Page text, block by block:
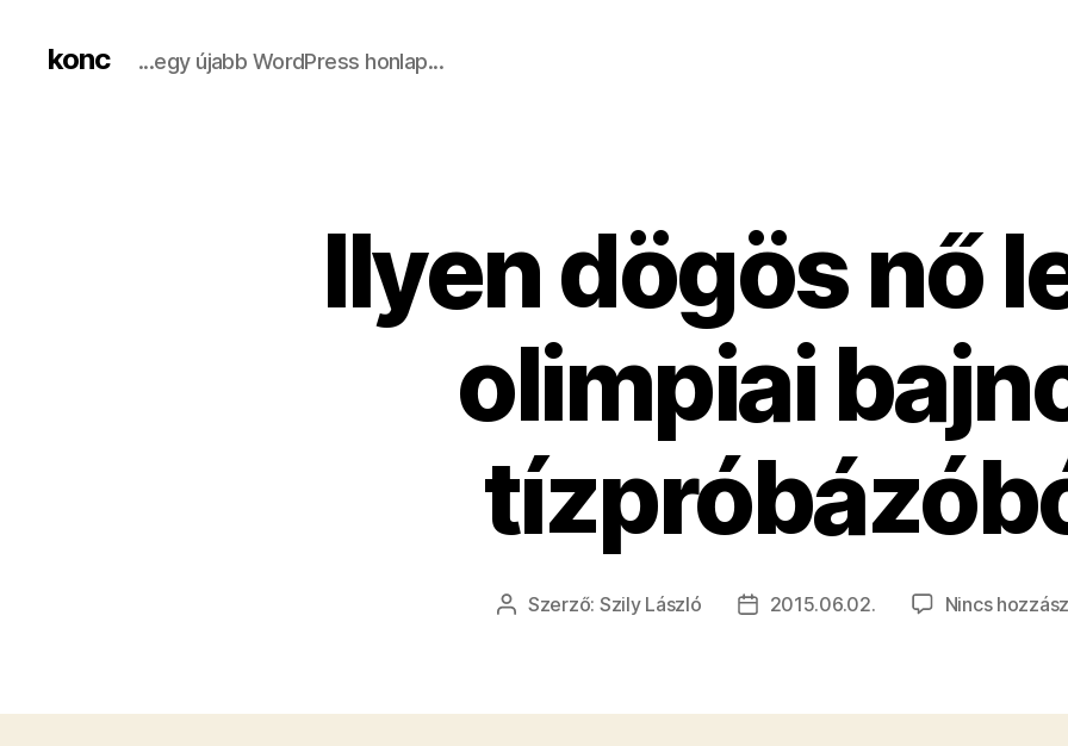
konc ...egy újabb WordPress honlap...
Ilyen dögös nő
olimpiai
Bejegyzés
Szerző: Szily László
Bejegyzés
2015.06.02. Nincs